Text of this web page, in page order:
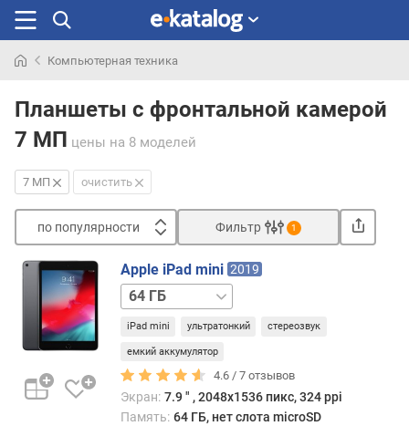
раньше
Компьютерная техника
Планшеты с фронтальной камерой
7 МП цены на 8 моделей
7 МП очистить
по популярности
п
о
п
о
у
л
Фильтр 1
Apple iPad mini 2019
64 ГБ
/
LTE
256 ГБ
256 ГБ
LTE
iPad mini ультратонкий стереозвук
емкий аккумулятор
4.6 /7 отзывов
Экран: 7.9 ″ , 2048х1536 пикс, 324 ppi
Память: 64 ГБ, нет слота microSD